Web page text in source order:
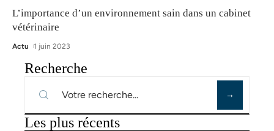
L’importance d’un environnement sain dans un cabinet
vétérinaire
Actu 1 juin 2023
Recherche
Les plus récents